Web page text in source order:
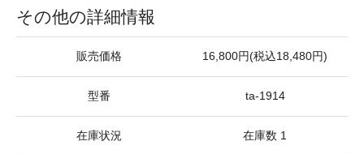
その他の詳細情報
販売価格 16,800円(税込18,480円)
型番 ta-1914
在庫状況 在庫数 1